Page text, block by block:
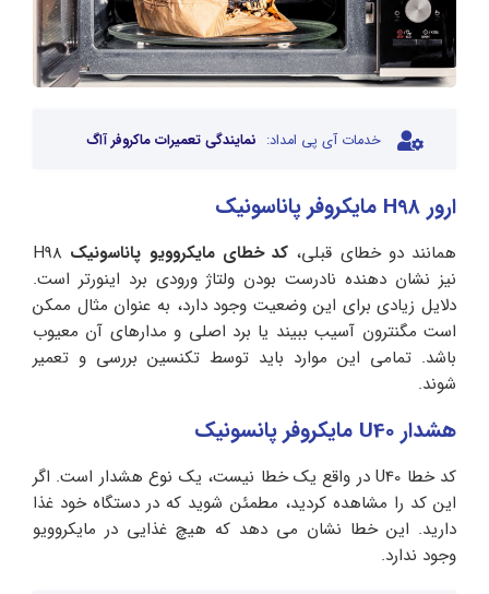
خدمات آی پی امداد: نمایندگی تعمیرات ماکروفر آاگ
ارور H98 مایکروفر پاناسونیک
همانند دو خطای قبلی، کد خطای مایکروویو پاناسونیک H98
نیز نشان دهنده نادرست بودن ولتاژ ورودی برد اینورتر است.
دلایل زیادی برای این وضعیت وجود دارد، به عنوان مثال ممکن
است مگنترون آسیب ببیند یا برد اصلی و مدارهای آن معیوب
باشد. تمامی این موارد باید توسط تکنسین بررسی و تعمیر
شوند.
هشدار U40 مایکروفر پانسونیک
کد خطا U40 در واقع یک خطا نیست، یک نوع هشدار است. اگر
این کد را مشاهده کردید، مطمئن شوید که در دستگاه خود غذا
دارید. این خطا نشان می دهد که هیچ غذایی در مایکروویو
وجود ندارد.